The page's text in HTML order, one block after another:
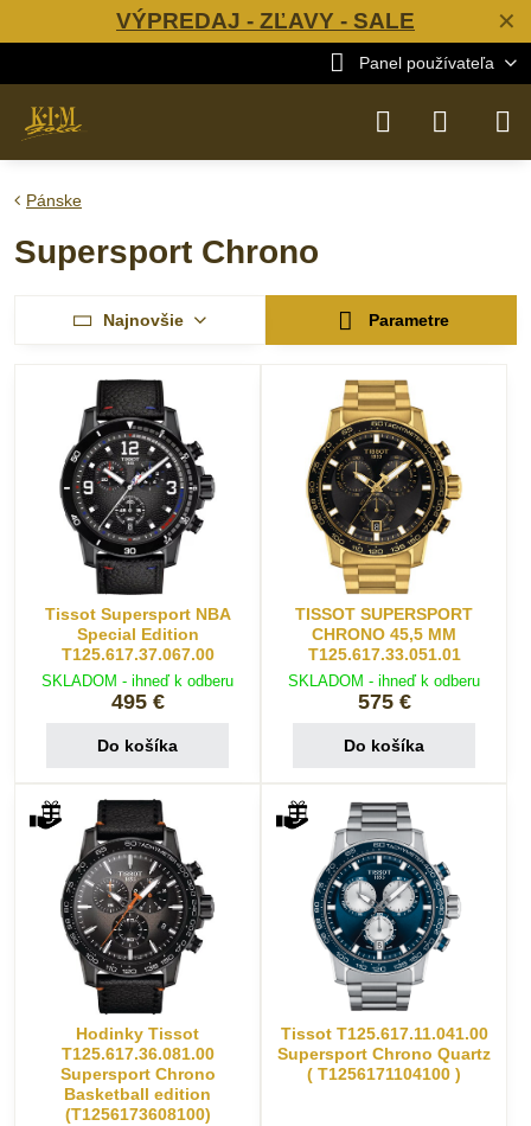
✕
VÝPREDAJ - ZĽAVY - SALE
Panel používateľa
Pánske
Supersport Chrono
Najnovšie Parametre
Tissot Supersport NBA
Special Edition
T125.617.37.067.00
SKLADOM - ihneď k odberu
495 €
Do košíka
TISSOT SUPERSPORT
CHRONO 45,5 MM
T125.617.33.051.01
SKLADOM - ihneď k odberu
575 €
Do košíka
Hodinky Tissot
T125.617.36.081.00
Supersport Chrono
Basketball edition
(T1256173608100)
Tissot T125.617.11.041.00
Supersport Chrono Quartz
( T1256171104100 )